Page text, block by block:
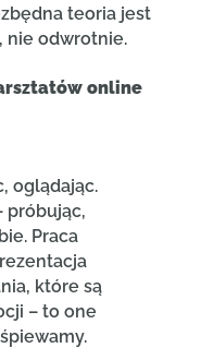
teoria jest
nie odwrotnie.
online
oglądając.
próbując,
Praca
które są
– to one